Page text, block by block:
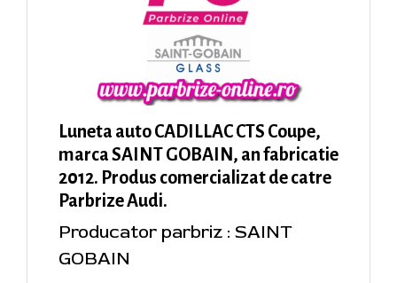
Luneta auto CADILLAC CTS Coupe,
marca SAINT GOBAIN, an fabricatie
2012. Produs comercializat de catre
Parbrize Audi.
Producator parbriz : SAINT
GOBAIN